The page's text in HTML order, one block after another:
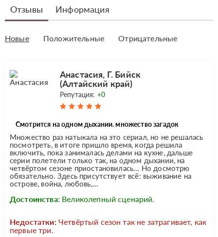
Отзывы Информация
Новые Положительные Отрицательные
Анастасия, Г. Бийск
(Алтайский край)
Репутация: +0
Смотрится на одном дыхании. множество загадок
Множество раз натыкала на это сериал, но не решалась
посмотреть, в итоге пришло время, когда решила
включить, пока занималась делами на кухне, дальше
серии полетели только так, на одном дыхании, на
четвёртом сезоне приостановилась... Но досмотрю
обязательно. Здесь присутствует всё: выживание на
острове, война, любовь,...
Достоинства: Великолепный сценарий.
Недостатки: Четвёртый сезон так не затрагивает, как
первые три.